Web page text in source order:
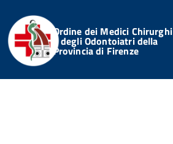
Ordine dei Medici Chirurghi
e degli Odontoiatri della
Provincia di Firenze